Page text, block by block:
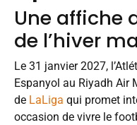
Une affiche
de l’hiver
Le 31 janvier 2027,
Espanyol au Riyadh Air
de LaLiga qui promet
occasion de vivre le